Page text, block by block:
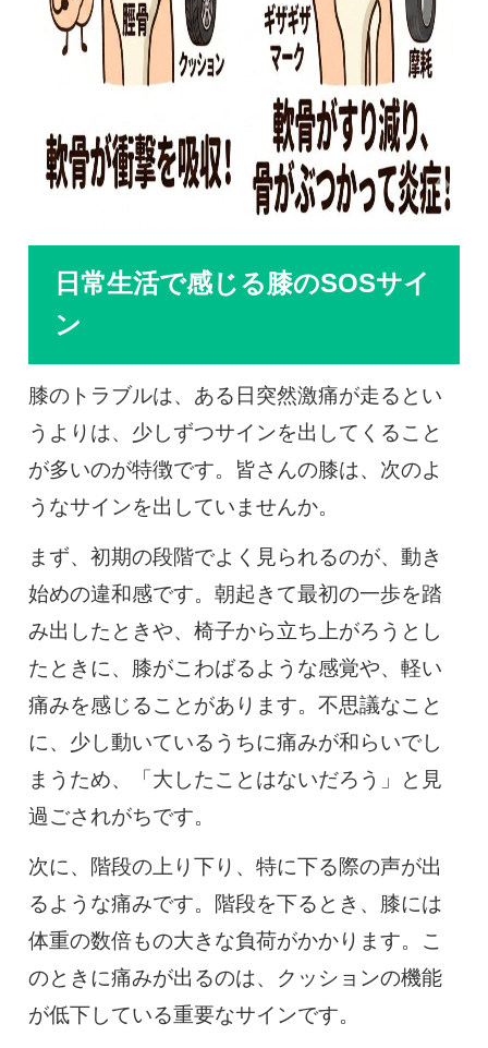
日常生活で感じる膝のSOSサイ
ン
膝のトラブルは、ある日突然激痛が走るとい
うよりは、少しずつサインを出してくること
が多いのが特徴です。皆さんの膝は、次のよ
うなサインを出していませんか。
まず、初期の段階でよく見られるのが、動き
始めの違和感です。朝起きて最初の一歩を踏
み出したときや、椅子から立ち上がろうとし
たときに、膝がこわばるような感覚や、軽い
痛みを感じることがあります。不思議なこと
に、少し動いているうちに痛みが和らいでし
まうため、「大したことはないだろう」と見
過ごされがちです。
次に、階段の上り下り、特に下る際の声が出
るような痛みです。階段を下るとき、膝には
体重の数倍もの大きな負荷がかかります。こ
のときに痛みが出るのは、クッションの機能
が低下している重要なサインです。